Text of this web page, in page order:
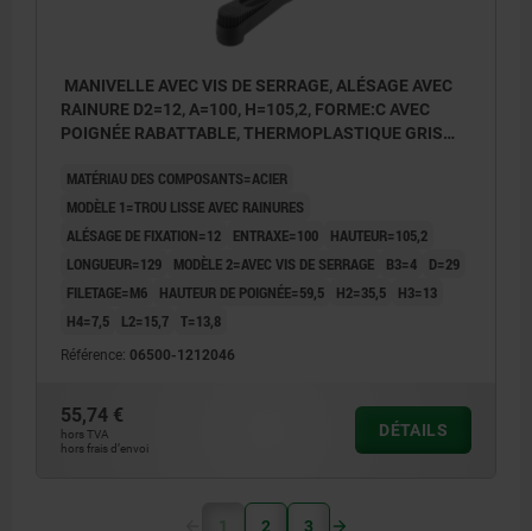
MANIVELLE AVEC VIS DE SERRAGE, ALÉSAGE AVEC
RAINURE D2=12, A=100, H=105,2, FORME:C AVEC
POIGNÉE RABATTABLE, THERMOPLASTIQUE GRIS
MATÉRIAU DES COMPOSANTS=ACIER
MODÈLE 1=TROU LISSE AVEC RAINURES
ALÉSAGE DE FIXATION=12
ENTRAXE=100
HAUTEUR=105,2
LONGUEUR=129
MODÈLE 2=AVEC VIS DE SERRAGE B3=4
D=29
FILETAGE=M6
HAUTEUR DE POIGNÉE=59,5 H2=35,5
H3=13
H4=7,5
L2=15,7 T=13,8
Référence: 06500-1212046
55,74 €
hors TVA
hors frais d’envoi
DÉTAILS
1 2 3